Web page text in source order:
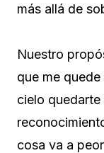
más allá de
Nuestro
que me
cielo
cosa va a